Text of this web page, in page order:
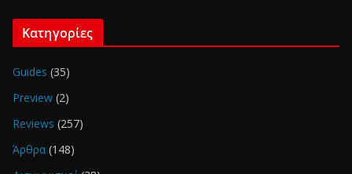
Κατηγορίες
Guides (35)
Preview (2)
Reviews (257)
Άρθρα (148)